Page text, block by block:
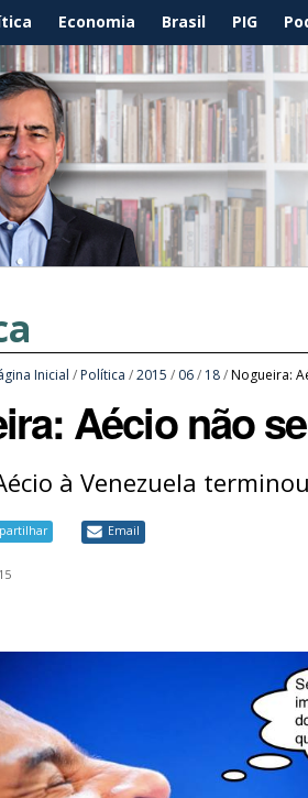
Economia Brasil PIG
Inicial / Política /2015 / 06/ 18/Nogueira:
Aécio não
à Venezuela
Email